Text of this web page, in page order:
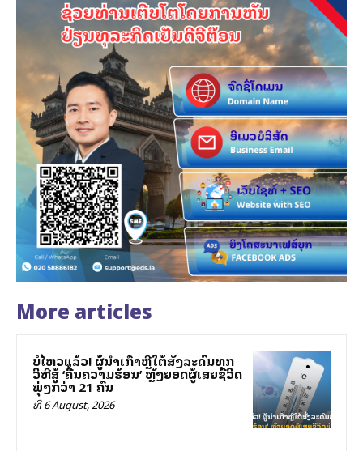
More articles
ບໍ່ໄຫວແລ້ວ! ຜູ້ນຳເກົາຫຼີໃຕ້ສັ່ງລະດົມທຸກ
ວິທີສູ້ ‘ຄື້ນຄວາມຮ້ອນ’ ຫຼັງຍອດຜູ້ເສຍຊີວິດ
ພຸ່ງກວ່າ 21 ຄົນ
ທີ 6 August, 2026